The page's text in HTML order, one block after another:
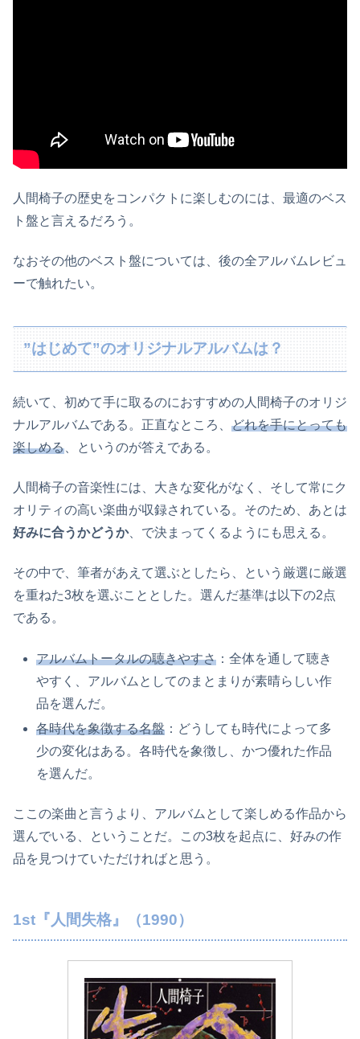
人間椅子の歴史をコンパクトに楽しむのには、最適のベス
ト盤と言えるだろう。
なおその他のベスト盤については、後の全アルバムレビュ
ーで触れたい。
”はじめて”のオリジナルアルバムは？
続いて、初めて手に取るのにおすすめの人間椅子のオリジ
ナルアルバムである。正直なところ、 どれを手にとっても
楽しめる 、というのが答えである。
人間椅子の音楽性には、大きな変化がなく、そして常にク
オリティの高い楽曲が収録されている。そのため、あとは
好みに合うかどうか、で決まってくるようにも思える。
その中で、筆者があえて選ぶとしたら、という厳選に厳選
を重ねた3枚を選ぶこととした。選んだ基準は以下の2点
である。
アルバムトータルの聴きやすさ ：全体を通して聴き
やすく、アルバムとしてのまとまりが素晴らしい作
品を選んだ。
各時代を象徴する名盤 ：どうしても時代によって多
少の変化はある。各時代を象徴し、かつ優れた作品
を選んだ。
ここの楽曲と言うより、アルバムとして楽しめる作品から
選んでいる、ということだ。この3枚を起点に、好みの作
品を見つけていただければと思う。
1st『人間失格』（1990）